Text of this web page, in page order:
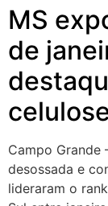
MS
de
Campo Grande
desossada e
lideraram o